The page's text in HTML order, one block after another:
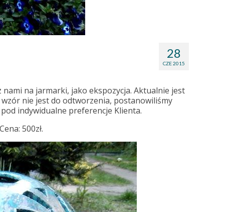
28
CZE 2015
na jarmarki, jako ekspozycja. Aktualnie jest
nie jest do odtworzenia, postanowiliśmy
indywidualne preferencje Klienta.
500zł.